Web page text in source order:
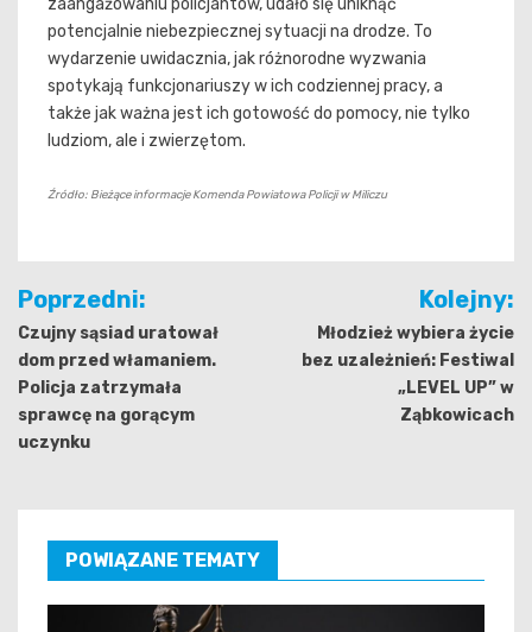
potencjalnie niebezpiecznej sytuacji na drodze. To
wydarzenie uwidacznia, jak różnorodne wyzwania
spotykają funkcjonariuszy w ich codziennej pracy, a
także jak ważna jest ich gotowość do pomocy, nie tylko
ludziom, ale i zwierzętom.
Źródło: Bieżące informacje Komenda Powiatowa Policji w Miliczu
Nawigacja
wpisu
Poprzedni:
Czujny sąsiad uratował
dom przed włamaniem.
Policja zatrzymała
sprawcę na gorącym
uczynku
Kolejny:
Młodzież wybiera życie
bez uzależnień: Festiwal
„LEVEL UP” w
Ząbkowicach
POWIĄZANE TEMATY